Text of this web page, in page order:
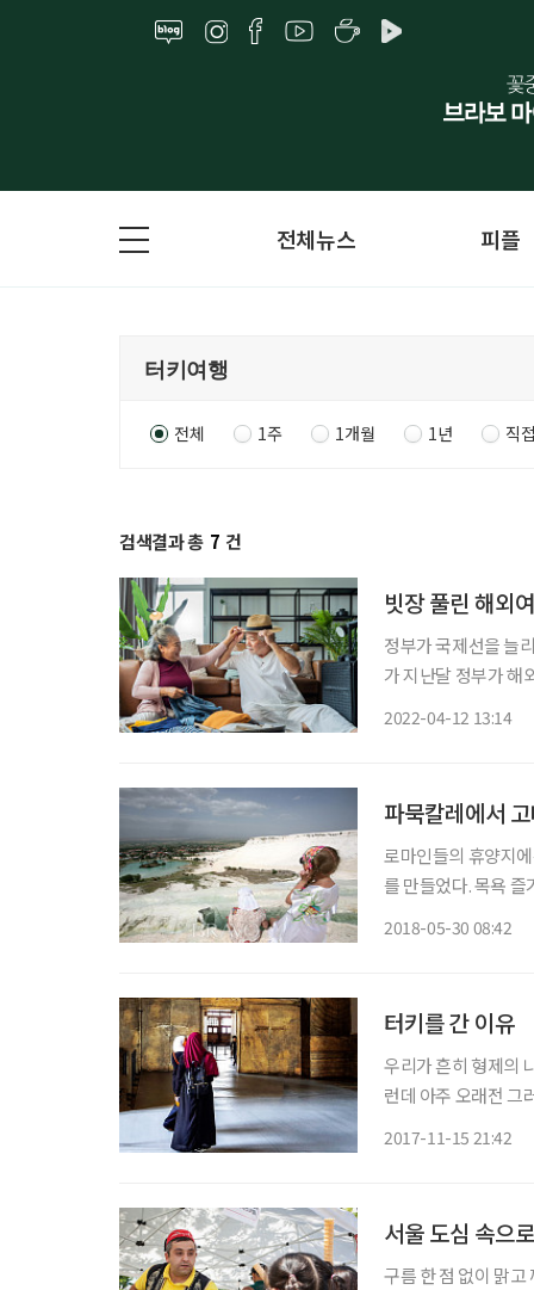
전체뉴스 피플
전체 1주 1개월 1년 직
검색결과 총 7 건
빗장 풀린 해외
정부가 국제선을 늘
가 지난달 정부가 해
2022-04-12 13:14
파묵칼레에서
로마인들의 휴양지
를 만들었다. 목욕
2018-05-30 08:42
터키를 간 이유
우리가 흔히 형제의
런데 아주 오래전 그러니
2017-11-15 21:42
서울 도심 속으
구름 한 점 없이 맑